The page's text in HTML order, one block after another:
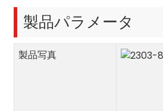
製品パラメータ
製品写真